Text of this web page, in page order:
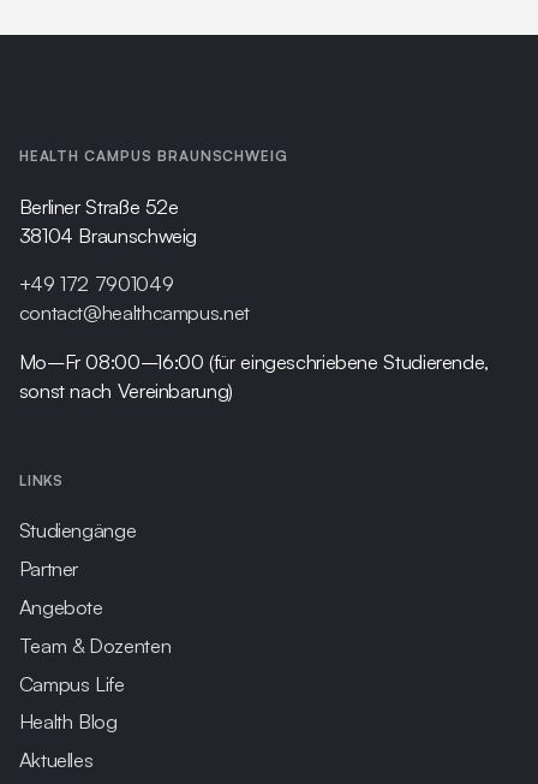
HEALTH CAMPUS BRAUNSCHWEIG
Berliner Straße 52e
38104 Braunschweig
+49 172 7901049
contact@healthcampus.net
Mo–Fr 08:00–16:00 (für eingeschriebene Studierende,
sonst nach Vereinbarung)
LINKS
Studiengänge
Partner
Angebote
Team & Dozenten
Campus Life
Health Blog
Aktuelles